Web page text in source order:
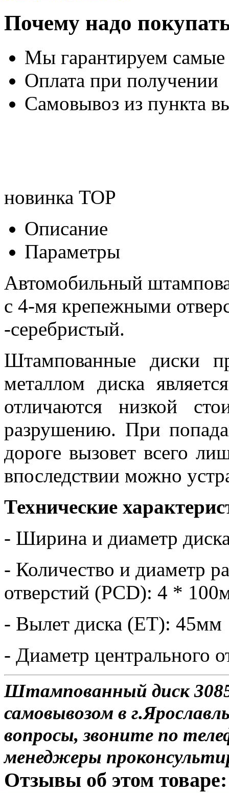
Почему надо
Мы гарантируем
Оплата при получении
Самовывоз из пункта
новинка TOP
Описание
Параметры
Автомобильный
с 4-мя крепежными
-серебристый.
Штампованные диски
металлом диска
отличаются низкой
разрушению. При
дороге вызовет всего
впоследствии можно
Технические
- Ширина и диаметр
- Количество и диаметр
отверстий (PCD): 4 *
- Вылет диска (ET): 45мм
- Диаметр центрального
Штампованный диск
самовывозом в
вопросы, звоните по
менеджеры
Отзывы об этом товаре: